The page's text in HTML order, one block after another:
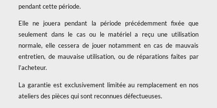
pendant cette période.
Elle ne jouera pendant la période précédemment fixée que
seulement dans le cas ou le matériel a reçu une utilisation
normale, elle cessera de jouer notamment en cas de mauvais
entretien, de mauvaise utilisation, ou de réparations faites par
l’acheteur.
La garantie est exclusivement limitée au remplacement en nos
ateliers des pièces qui sont reconnues défectueuses.